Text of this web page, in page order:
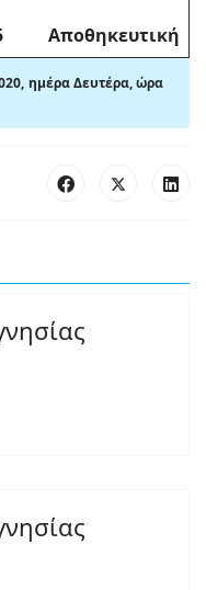
Αποθηκευτική
ημέρα Δευτέρα,ώρα